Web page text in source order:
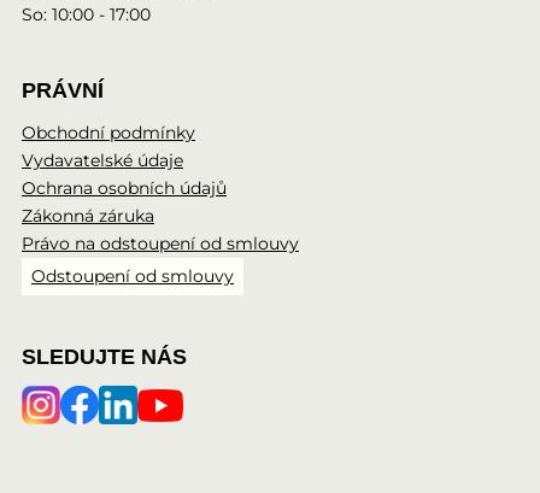
So: 10:00 - 17:00
PRÁVNÍ
Obchodní podmínky
Vydavatelské údaje
Ochrana osobních údajů
Zákonná záruka
Právo na odstoupení od smlouvy
Odstoupení od smlouvy
SLEDUJTE NÁS